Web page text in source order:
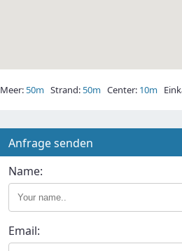
Meer: 50m Strand: 50m Center: 10m
Anfrage senden
Name:
Email: